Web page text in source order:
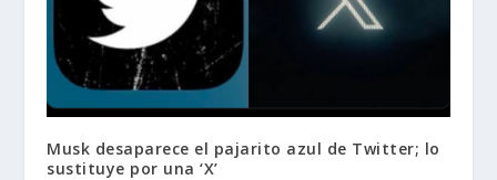
Musk desaparece el pajarito azul de Twitter; lo
sustituye por una ‘X’